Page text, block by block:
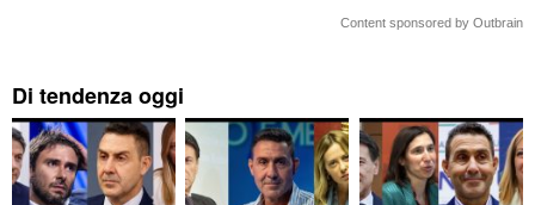
Content sponsored by Outbrain
Di tendenza oggi